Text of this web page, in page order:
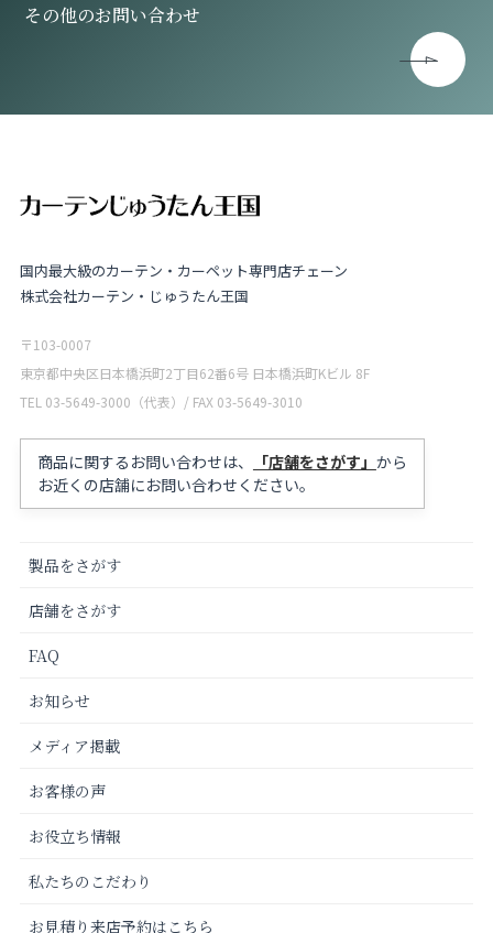
その他のお問い合わせ
国内最大級のカーテン・カーペット専門店チェーン
株式会社カーテン・じゅうたん王国
〒103-0007
東京都中央区日本橋浜町2丁目62番6号 日本橋浜町Kビル 8F
TEL 03-5649-3000（代表）/ FAX 03-5649-3010
商品に関するお問い合わせは、 「店舗をさがす」 から
お近くの店舗にお問い合わせください。
製品をさがす
店舗をさがす
FAQ
お知らせ
メディア掲載
お客様の声
お役立ち情報
私たちのこだわり
お見積り来店予約はこちら